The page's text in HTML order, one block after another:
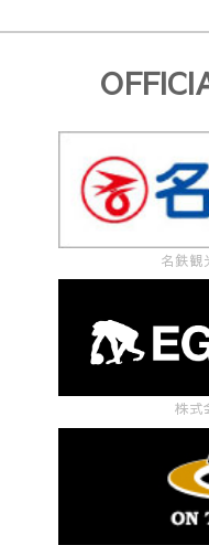
名鉄観
株式